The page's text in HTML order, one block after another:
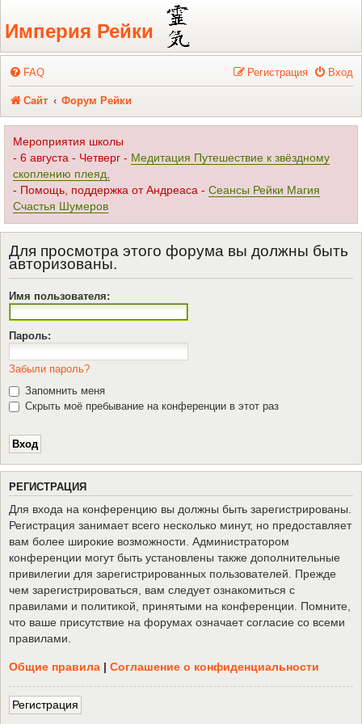
Регистрация
Империя Рейки
FAQ Вход
Регистрация
Сайт Форум Рейки
Мероприятия школы
- 6 августа - Четверг - Медитация Путешествие к звёздному
скоплению плеяд,
- Помощь, поддержка от Андреаса - Сеансы Рейки Магия
Счастья Шумеров
Для просмотра этого форума вы должны быть
авторизованы.
Имя пользователя:
Пароль:
Забыли пароль?
Запомнить меня
Скрыть моё пребывание на конференции в этот раз
РЕГИСТРАЦИЯ
Для входа на конференцию вы должны быть зарегистрированы.
Регистрация занимает всего несколько минут, но предоставляет
вам более широкие возможности. Администратором
конференции могут быть установлены также дополнительные
привилегии для зарегистрированных пользователей. Прежде
чем зарегистрироваться, вам следует ознакомиться с
правилами и политикой, принятыми на конференции. Помните,
что ваше присутствие на форумах означает согласие со всеми
правилами.
Общие правила | Соглашение о конфиденциальности
Регистрация